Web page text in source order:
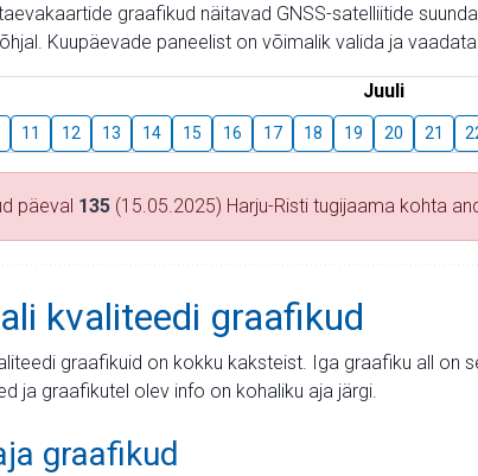
graafikud näitavad GNSS-satelliitide
Kuupäevade paneelist on võimalik valida ja
Juuli
11 12 13 14 15 16 17 18 19 20 21
päeval 135 (15.05.2025) Harju-Risti tugijaama kohta
kvaliteedi graafikud
graafikuid on kokku kaksteist. Iga graafiku all on
ja graafikutel olev info on kohaliku aja järgi.
graafikud